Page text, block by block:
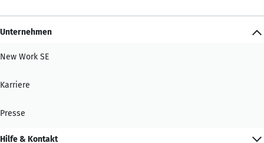
Unternehmen
New Work SE
Karriere
Presse
Hilfe & Kontakt